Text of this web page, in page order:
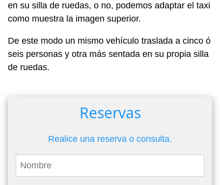
en su silla de ruedas, o no, podemos adaptar el taxi
como muestra la imagen superior.
De este modo un mismo vehículo traslada a cinco ó
seis personas y otra más sentada en su propia silla
de ruedas.
Reservas
Realice una reserva o consulta.